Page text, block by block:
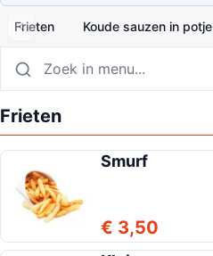
Frieten Koude sauzen in potje
Frieten
Smurf
€ 3,50